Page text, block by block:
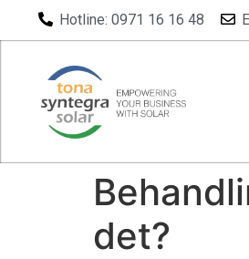
Hotline: 0971 16 16 48
det?